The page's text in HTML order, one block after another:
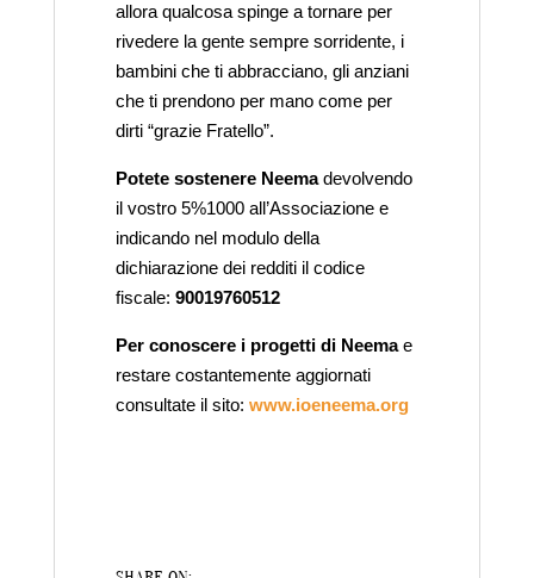
allora qualcosa spinge a tornare per
rivedere la gente sempre sorridente, i
bambini che ti abbracciano, gli anziani
che ti prendono per mano come per
dirti “grazie Fratello”.
Potete sostenere Neemadevolvendo
il vostro 5%1000 all’Associazione e
indicando nel modulo della
dichiarazione dei redditi il codice
fiscale: 90019760512
Per conoscere i progetti di Neemae
restare costantemente aggiornati
consultate il sito: www.ioeneema.org